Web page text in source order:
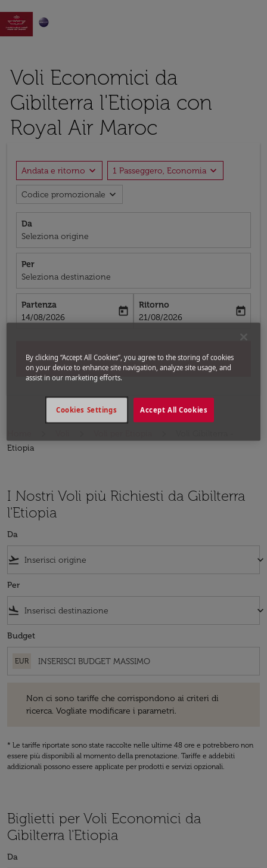

Voli Economici da
Gibilterra l'Etiopia con
Royal Air Maroc
Andata e ritorno expand_more 1 Passeggero, Economia expand_more
Codice promozionale expand_more
Da
Seleziona origine
Per
Seleziona destinazione
Partenza
fc-booking-departure-date-aria-label
14/08/2026
today
Ritorno
fc-booking-return-date-aria-label
21/08/2026
today
Cerca
Etiopia
I Nostri Voli più Richiesti da Gibilterra
l'Etiopia
Da
flight_takeoff keyboard_arrow_down
Per
flight_land keyboard_arrow_down
Budget
EUR
Non ci sono tariffe che corrispondono ai criteri di
ricerca. Vogliate modificare i parametri.
* Le tariffe riportate sono state raccolte nelle ultime 48 ore e potrebbero non
essere più disponibili al momento della prenotazione. Tariffe e addebiti
addizionali possono essere applicate per prodotti e servizi opzionali.
Biglietti per Voli Economici da
Gibilterra l'Etiopia
Da
By clicking “Accept All Cookies”, you agree to the storing of cookies
on your device to enhance site navigation, analyze site usage, and
assist in our marketing efforts.
Accept All Cookies
Cookies Settings